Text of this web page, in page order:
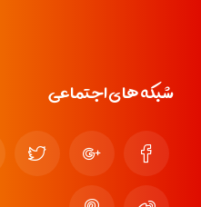
شبکه های اجتماعی